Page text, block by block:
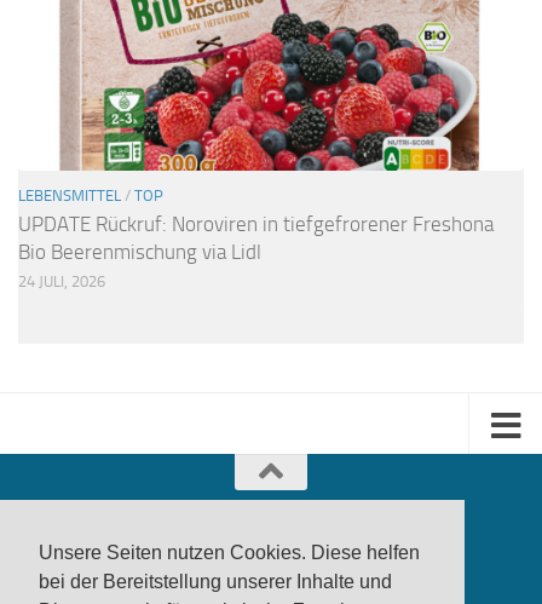
Unsere Seiten nutzen Cookies. Diese helfen
bei der Bereitstellung unserer Inhalte und
LEBENSMITTEL / TOP
UPDATE Rückruf: Noroviren in tiefgefrorener Freshona
Bio Beerenmischung via Lidl
24 JULI, 2026